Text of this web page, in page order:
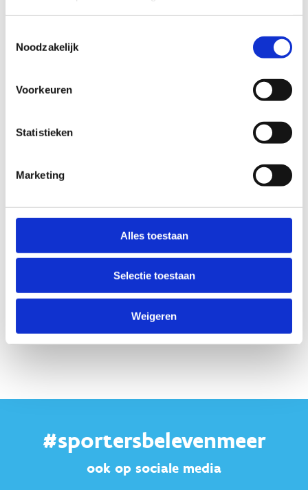
Noodzakelijk
Voorkeuren
Statistieken
Marketing
Alles toestaan
Selectie toestaan
Weigeren
#sportersbelevenmeer
ook op sociale media